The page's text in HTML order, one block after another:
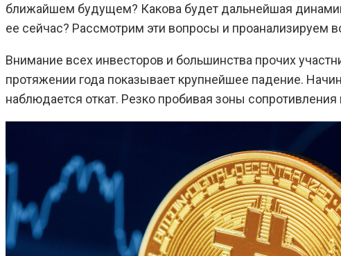
ближайшем будущем? Какова будет дальнейшая
ее сейчас? Рассмотрим эти вопросы и проанализируем
Внимание всех инвесторов и большинства прочих
протяжении года показывает крупнейшее падение.
наблюдается откат. Резко пробивая зоны